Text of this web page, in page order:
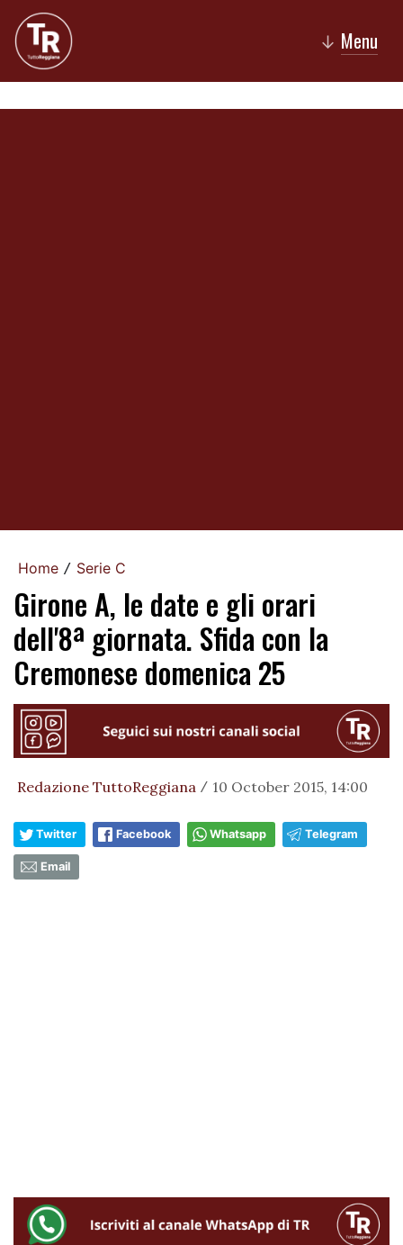
↓ Menu
Home / Serie C
Girone A, le date e gli orari
dell'8ª giornata. Sfida con la
Cremonese domenica 25
Redazione TuttoReggiana / 10 October 2015, 14:00
Twitter Facebook Whatsapp Telegram
Email